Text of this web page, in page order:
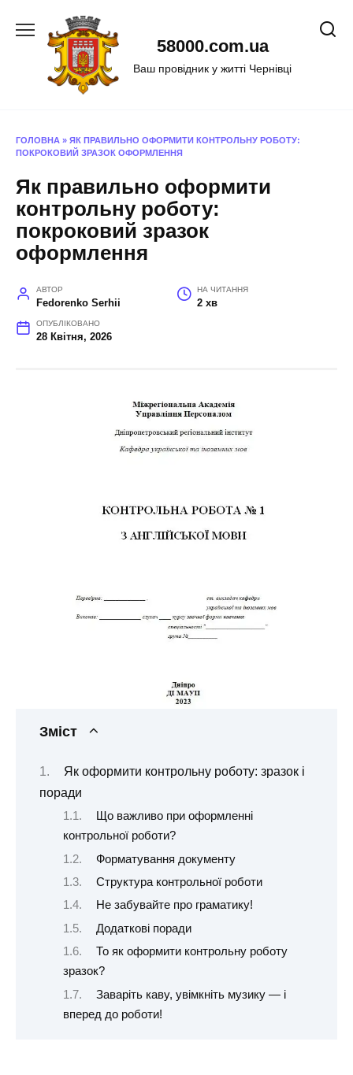
58000.com.ua
Ваш провідник у житті Чернівці
ГОЛОВНА » ЯК ПРАВИЛЬНО ОФОРМИТИ КОНТРОЛЬНУ РОБОТУ:
ПОКРОКОВИЙ ЗРАЗОК ОФОРМЛЕННЯ
Як правильно оформити
контрольну роботу:
покроковий зразок
оформлення
АВТОР
Fedorenko Serhii
НА ЧИТАННЯ
2 хв
ОПУБЛІКОВАНО
28 Квітня, 2026
Зміст
Як оформити контрольну роботу: зразок і
поради
Що важливо при оформленні
контрольної роботи?
Форматування документу
Структура контрольної роботи
Не забувайте про граматику!
Додаткові поради
То як оформити контрольну роботу
зразок?
Заваріть каву, увімкніть музику — і
вперед до роботи!